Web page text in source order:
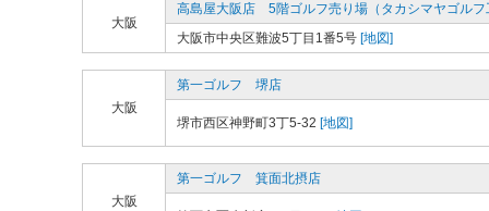
大阪
高島屋大阪店 5階ゴルフ売り場（タカシマヤゴルフ
大阪市中央区難波5丁目1番5号 [地図]
大阪
第一ゴルフ 堺店
堺市西区神野町3丁5-32 [地図]
大阪
第一ゴルフ 箕面北摂店